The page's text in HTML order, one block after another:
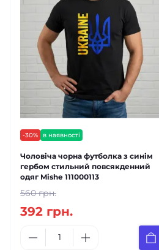
-30% в наявності
Чоловіча чорна футболка з синім
гербом стильний повсякденний
одяг Mishe 111000113
560 грн.
392 грн.